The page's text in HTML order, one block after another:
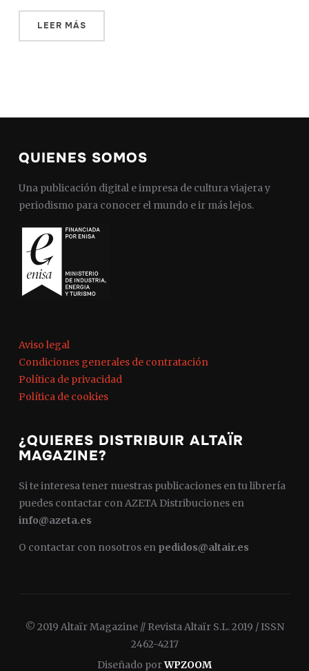
LEER MÁS
QUIENES SOMOS
Una publicación digital e impresa de cultura viajera y
periodismo para conocer el mundo e ir más lejos.
Aviso legal
Condiciones generales de contratación
Política de privacidad
Política de cookies
¿QUIERES DISTRIBUIR ALTAÏR
MAGAZINE?
Si te interesa tener nuestras publicaciones en tu librería
puedes contactar con AZETA Distribuciones en
info@azeta.es
O contactar con nosotros en pedidos@altair.es
© 2019 Altaïr Magazine // Revista Altaïr S.L. 2019 / ISSN
2462-4217
Diseñado porWPZOOM